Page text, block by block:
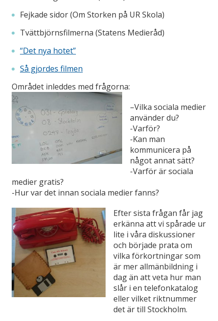
Fejkade sidor (Om Storken på UR Skola)
Tvättbjörnsfilmerna (Statens Medieråd)
“Det nya hotet”
Så gjordes filmen
Området inleddes med frågorna:
–Vilka sociala medier
använder du?
-Varför?
-Kan man
kommunicera på
något annat sätt?
-Varför är sociala
medier gratis?
-Hur var det innan sociala medier fanns?
Efter sista frågan får jag
erkänna att vi spårade ur
lite i våra diskussioner
och började prata om
vilka förkortningar som
är mer allmänbildning i
dag än att veta hur man
slår i en telefonkatalog
eller vilket riktnummer
det är till Stockholm.